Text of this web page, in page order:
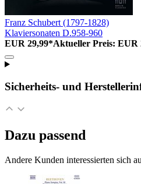
Franz Schubert (1797-1828)
Klaviersonaten D.958-960
EUR 29,99*Aktueller Preis: EUR
Sicherheits- und
Dazu passend
Andere Kunden interessierten sich